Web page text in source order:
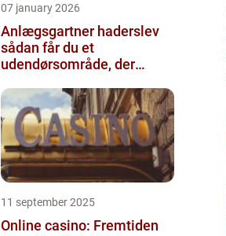
07 january 2026
Anlægsgartner haderslev
sådan får du et
udendørsområde, der
11 september 2025
Online casino: Fremtiden